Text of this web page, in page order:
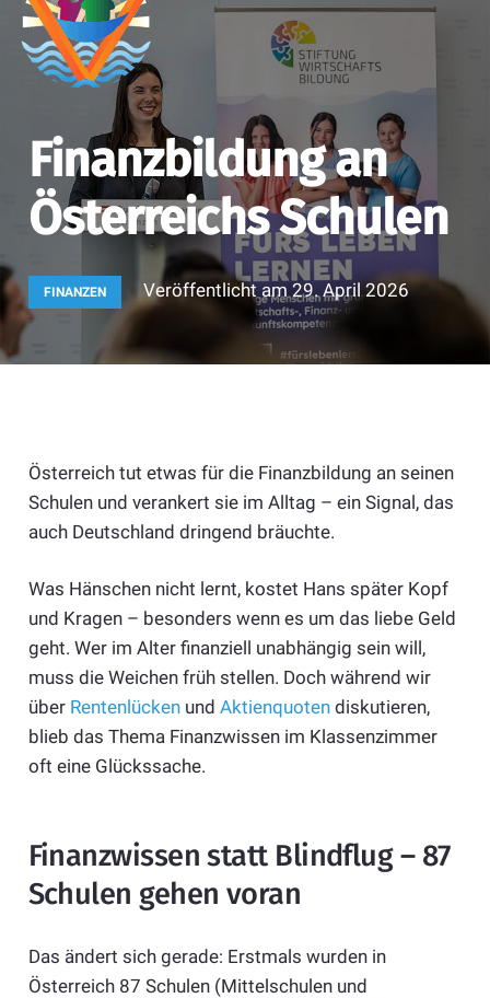
Finanzbildung an
Österreichs Schulen
FINANZEN Veröffentlicht am29. April 2026
Österreich tut etwas für die Finanzbildung an seinen
Schulen und verankert sie im Alltag – ein Signal, das
auch Deutschland dringend bräuchte.
Was Hänschen nicht lernt, kostet Hans später Kopf
und Kragen – besonders wenn es um das liebe Geld
geht. Wer im Alter finanziell unabhängig sein will,
muss die Weichen früh stellen. Doch während wir
über Rentenlückenund Aktienquotendiskutieren,
blieb das Thema Finanzwissen im Klassenzimmer
oft eine Glückssache.
Finanzwissen statt Blindflug – 87
Schulen gehen voran
Das ändert sich gerade: Erstmals wurden in
Österreich 87 Schulen (Mittelschulen und